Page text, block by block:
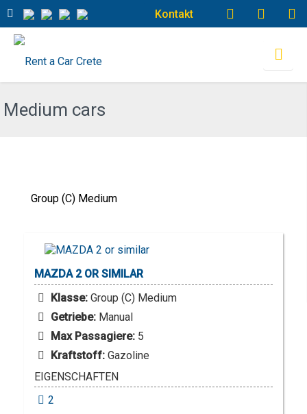
Kontakt
Medium cars
Group (C) Medium
MAZDA 2 OR SIMILAR
Klasse: Group (C) Medium
Getriebe: Manual
Max Passagiere: 5
Kraftstoff: Gazoline
EIGENSCHAFTEN
2